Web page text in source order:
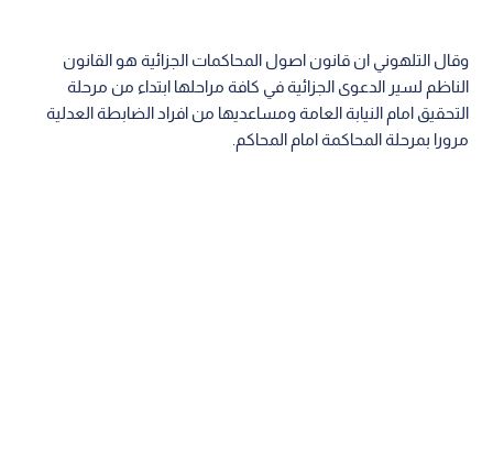
وقال التلهوني ان قانون اصول المحاكمات الجزائية هو القانون
الناظم لسير الدعوى الجزائية في كافة مراحلها ابتداء من مرحلة
التحقيق امام النيابة العامة ومساعديها من افراد الضابطة العدلية
مرورا بمرحلة المحاكمة امام المحاكم.